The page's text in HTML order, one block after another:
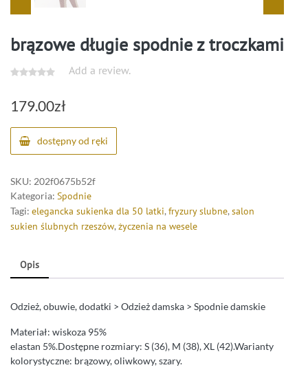
brązowe długie spodnie z troczkami
Add a review.
179.00zł
dostępny od ręki
SKU: 202f0675b52f
Kategoria: Spodnie
Tagi: elegancka sukienka dla 50 latki, fryzury slubne, salon
sukien ślubnych rzeszów, życzenia na wesele
Opis
Odzież, obuwie, dodatki > Odzież damska > Spodnie damskie
Materiał: wiskoza 95%
elastan 5%.Dostępne rozmiary: S (36), M (38), XL (42).Warianty
kolorystyczne: brązowy, oliwkowy, szary.